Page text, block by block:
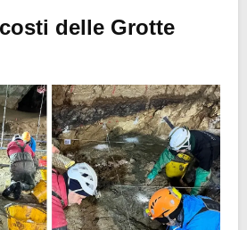
delle Grotte